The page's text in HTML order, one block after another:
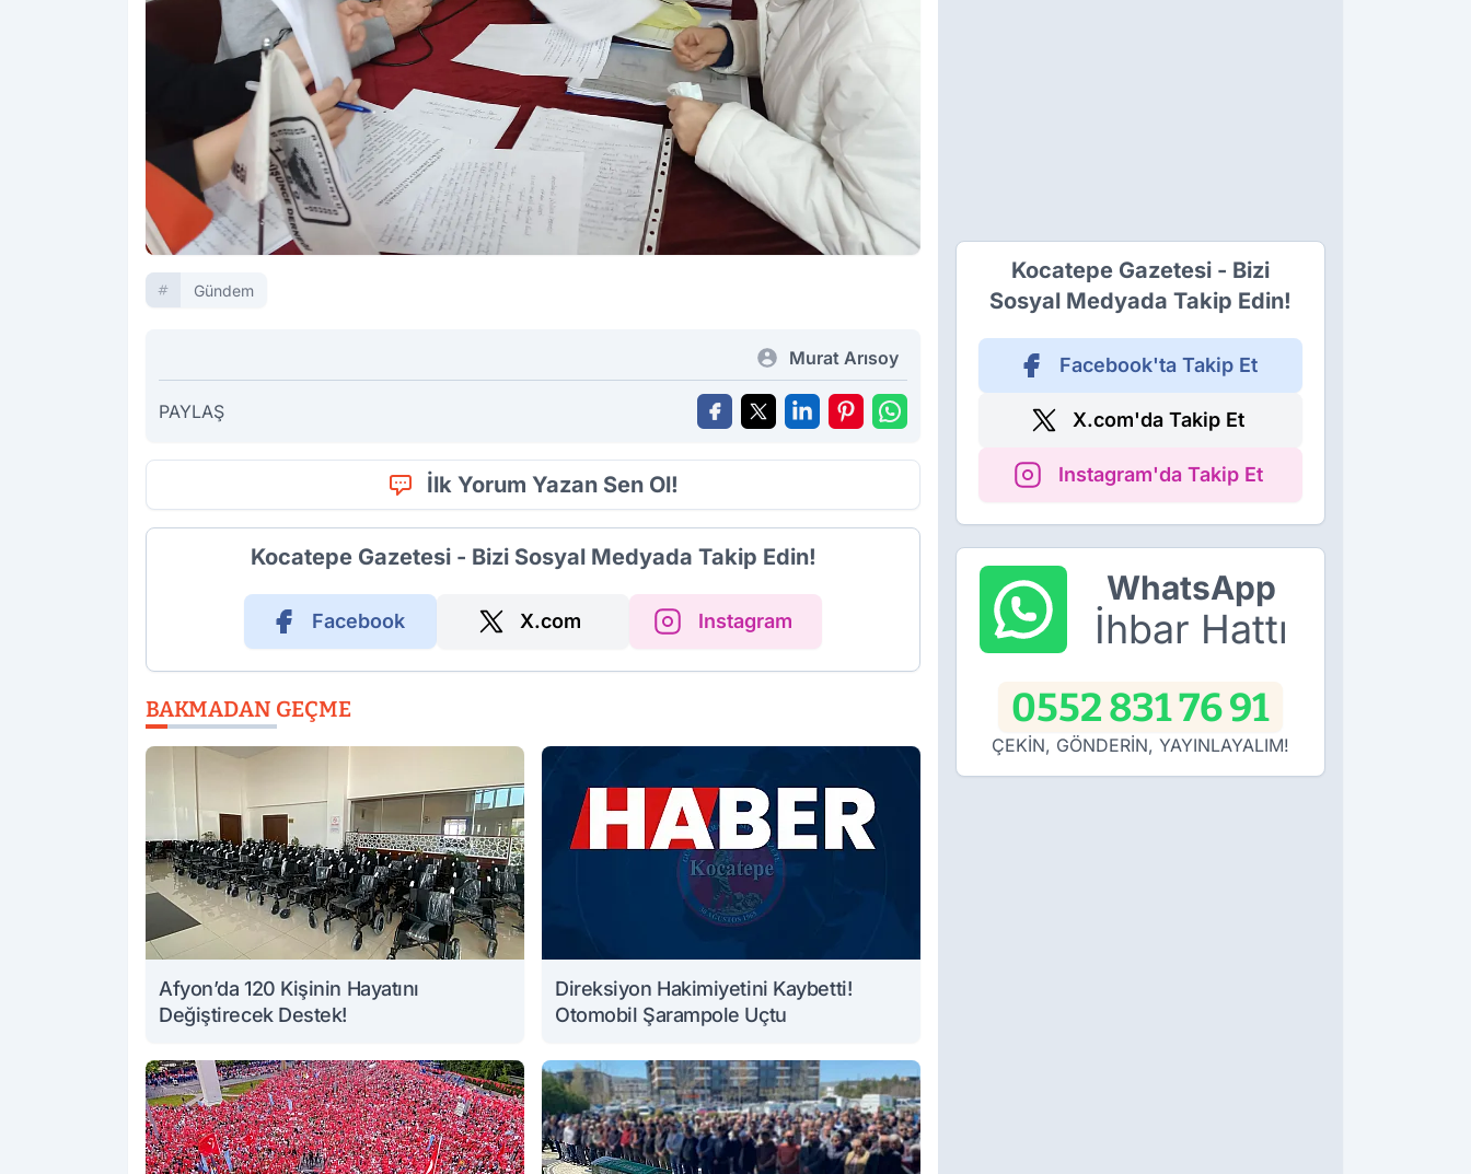
Gündem
Murat Arısoy
PAYLAŞ
İlk Yorum Yazan Sen Ol!
Kocatepe Gazetesi - Bizi Sosyal Medyada Takip Edin!
Facebook X.com Instagram
BAKMADAN GEÇME
Afyon’da 120 Kişinin Hayatını
Değiştirecek Destek!
Direksiyon Hakimiyetini Kaybetti!
Otomobil Şarampole Uçtu
Kocatepe Gazetesi - Bizi
Sosyal Medyada Takip Edin!
Facebook'ta Takip Et
X.com'da Takip Et
Instagram'da Takip Et
WhatsApp
İhbar Hattı
0552 831 76 91
ÇEKİN, GÖNDERİN, YAYINLAYALIM!